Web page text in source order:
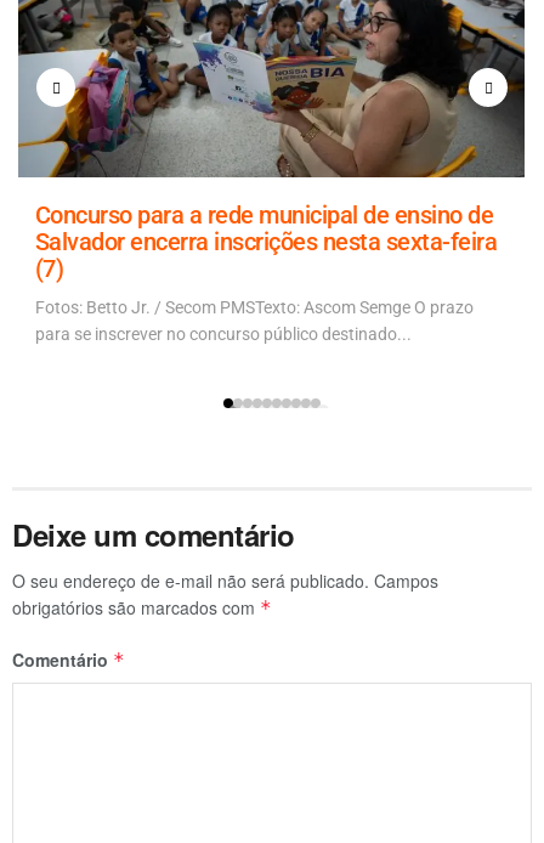
Concurso para a rede municipal de ensino de
Salvador encerra inscrições nesta sexta-feira
(7)
Fotos: Betto Jr. / Secom PMSTexto: Ascom Semge O prazo
para se inscrever no concurso público destinado...
Deixe um comentário
O seu endereço de e-mail não será publicado. Campos
obrigatórios são marcados com *
Comentário *